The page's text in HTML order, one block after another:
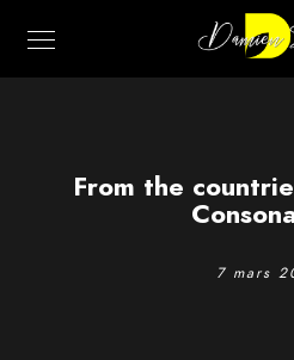
From the
7 mars